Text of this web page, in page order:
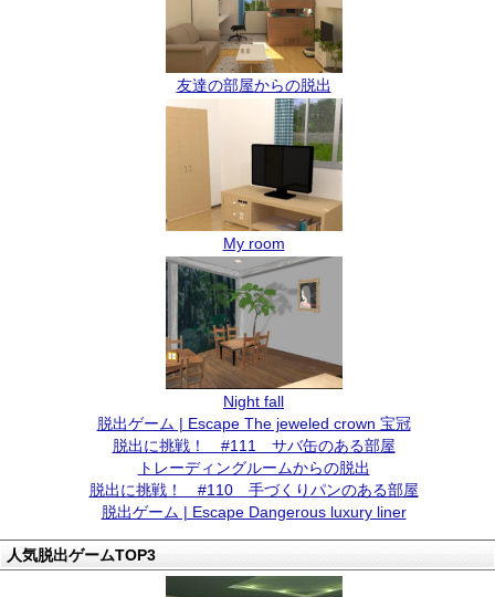
友達の部屋からの脱出
My room
Night fall
脱出ゲーム | Escape The jeweled crown 宝冠
脱出に挑戦！ #111 サバ缶のある部屋
トレーディングルームからの脱出
脱出に挑戦！ #110 手づくりパンのある部屋
脱出ゲーム | Escape Dangerous luxury liner
人気脱出ゲームTOP3